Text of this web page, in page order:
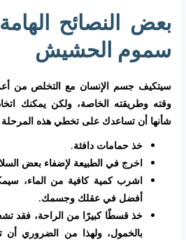
بعض النصائح
سموم الحشيش
سيتكيف جسم الإنسان مع التخلص من
وقته وطريقته الخاصة، ولكن يمكنك
شأنها أن تساعدك على تخطي هذه
خذ حمامات دافئة.
اخرج في الطبيعة لإضفاء بعض
اشرب كمية كافية من الماء،
أفضل في عقلك وجسمك.
خذ قسطًا كبيرًا من الراحة، فقد
بالخمول، ولهذا من الضروري